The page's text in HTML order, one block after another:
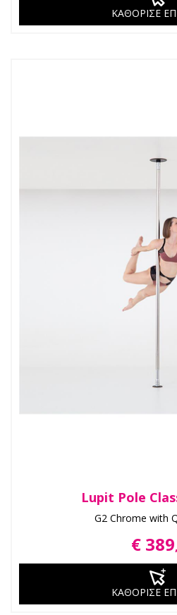
ΚΑΘΟΡΙΣΕ
Lupit Pole
G2 Chrome with
€ 389
ΚΑΘΟΡΙΣΕ